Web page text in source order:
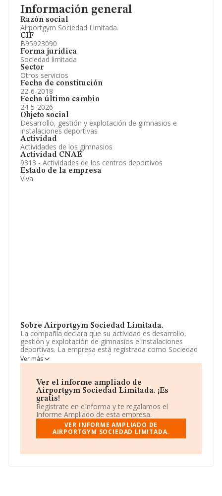
Información general
Razón social
Airportgym Sociedad Limitada.
CIF
B95923090
Forma jurídica
Sociedad limitada
Sector
Otros servicios
Fecha de constitución
22-6-2018
Fecha último cambio
24-5-2026
Objeto social
Desarrollo, gestión y explotación de gimnasios e
instalaciones deportivas
Actividad
Actividades de los gimnasios
Actividad CNAE
9313 - Actividades de los centros deportivos
Estado de la empresa
Viva
Sobre Airportgym Sociedad Limitada.
La compañía declara que su actividad es desarrollo,
gestión y explotación de gimnasios e instalaciones
deportivas. La empresa está registrada como Sociedad
Limitada. La actividad de referencia CNAE corresponde
a 'Actividades de los gimnasios', cuyo Código es 9313.
La dirección de correo esjose@gymairexpress.com
La empresa españolaAirportgym Sociedad
Limitada, con CIF B95923090, tiene su domicilio social
establecido en Barrio Txozna núm. 1, (48160), Derio, en
Vizcaya, País Vasco.
hasta 4.711 empresas, a nivel nacional la facturación
Ver más
Ver el informe ampliado de
Airportgym Sociedad Limitada. ¡Es
gratis!
Regístrate en eInforma y te regalamos el
Informe Ampliado de esta empresa.
VER INFORME AMPLIADO DE
AIRPORTGYM SOCIEDAD LIMITADA.
Información oficial y registral complementaria.